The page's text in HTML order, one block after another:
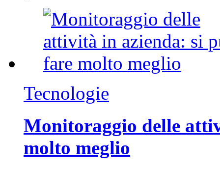
Tecnologie
Monitoraggio delle
molto meglio